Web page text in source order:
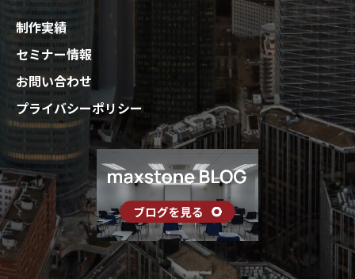
制作実績
セミナー情報
お問い合わせ
プライバシーポリシー